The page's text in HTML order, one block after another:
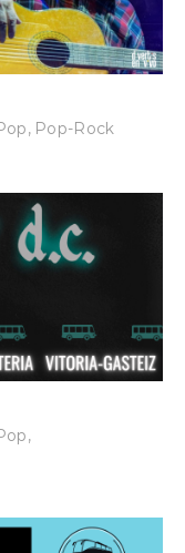
, Pop-Rock
,